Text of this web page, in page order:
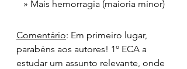
   » Mais hemorragia (maioria minor)
Comentário: Em primeiro lugar,
parabéns aos autores! 1º ECA a
estudar um assunto relevante, onde